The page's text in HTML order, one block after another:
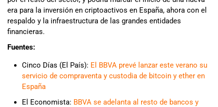
era para la inversión en criptoactivos en España, ahora con el
respaldo y la infraestructura de las grandes entidades
financieras.
Fuentes:
Cinco Días (El País): El BBVA prevé lanzar este verano su
servicio de compraventa y custodia de bitcoin y ether en
España
El Economista: BBVA se adelanta al resto de bancos y